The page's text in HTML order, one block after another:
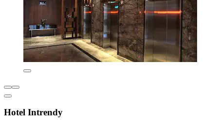
Hotel Intrendy